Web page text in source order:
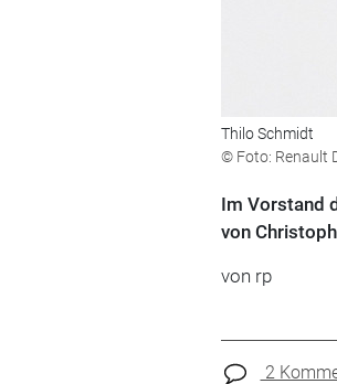
Thilo Schmidt
© Foto: Renault
Im Vorstand
von
von rp
2